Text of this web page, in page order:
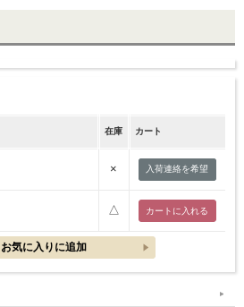
在庫 カート
× 入荷連絡を希望
△